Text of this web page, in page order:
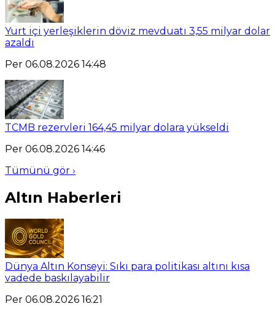
Yurt içi yerleşiklerin döviz mevduatı 3,55 milyar dolar
azaldı
Per 06.08.2026 14:48
TCMB rezervleri 164,45 milyar dolara yükseldi
Per 06.08.2026 14:46
Tümünü gör ›
Altın Haberleri
Dünya Altın Konseyi: Sıkı para politikası altını kısa
vadede baskılayabilir
Per 06.08.2026 16:21